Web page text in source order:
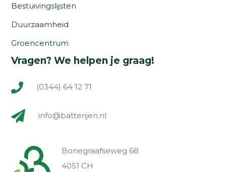
Bestuivingslijsten
Duurzaamheid
Groencentrum
Vragen? We helpen je graag!
(0344) 64 12 71
info@batterijen.nl
Bonegraafseweg 68
4051 CH